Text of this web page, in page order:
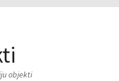
objekti